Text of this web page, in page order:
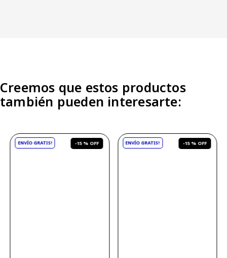
Creemos que estos productos
también pueden interesarte:
-15 % -15 %